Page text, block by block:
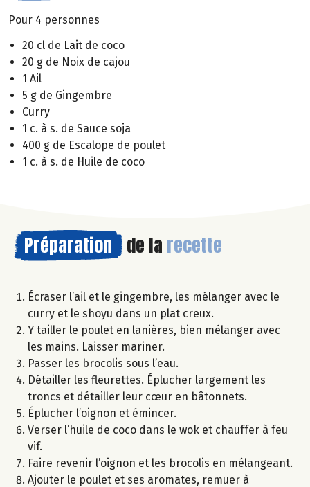
Pour 4 personnes
20 cl de Lait de coco
20 g de Noix de cajou
1 Ail
5 g de Gingembre
Curry
1 c. à s. de Sauce soja
400 g de Escalope de poulet
1 c. à s. de Huile de coco
Préparation de la recette
Écraser l’ail et le gingembre, les mélanger avec le
curry et le shoyu dans un plat creux.
Y tailler le poulet en lanières, bien mélanger avec
les mains. Laisser mariner.
Passer les brocolis sous l’eau.
Détailler les fleurettes. Éplucher largement les
troncs et détailler leur cœur en bâtonnets.
Éplucher l’oignon et émincer.
Verser l’huile de coco dans le wok et chauffer à feu
vif.
Faire revenir l’oignon et les brocolis en mélangeant.
Ajouter le poulet et ses aromates, remuer à